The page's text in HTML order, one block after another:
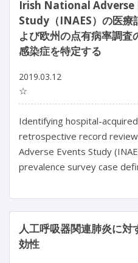
Irish National Adverse
Study（INAES）の医療
よび欧州の点有病率調
感染症を特定する
2019.03.12
☆
Identifying hospital-
retrospective record
Adverse Events Study
prevalence survey case
人工呼吸器関連肺炎に
効性